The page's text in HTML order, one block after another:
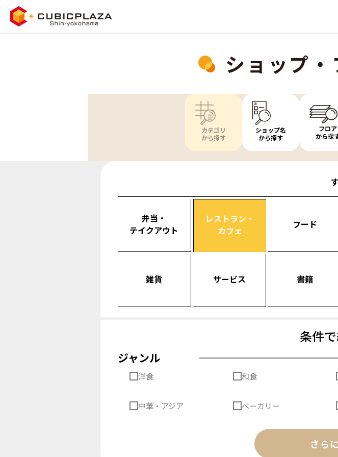
ショップ
カテゴリ
から探す
ショップ名
から探す
フロア
から探
弁当・
テイクアウト
レストラン・
カフェ
フード
雑貨 サービス 書籍
条件
ジャンル
洋食 和食
中華・アジア ベーカリー
さら